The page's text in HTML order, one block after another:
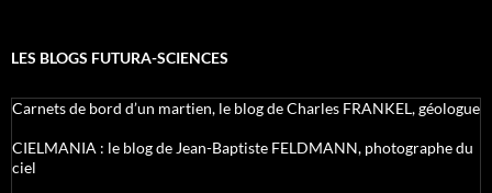
LES BLOGS FUTURA-SCIENCES
Carnets de bord d’un martien, le blog de Charles FRANKEL, géologue
CIELMANIA : le blog de Jean-Baptiste FELDMANN, photographe du
ciel